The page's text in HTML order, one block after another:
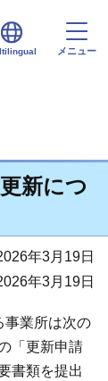
メニュー
新につ
年3月19日
年3月19日
事業所は次の
「更新申請
書類を提出